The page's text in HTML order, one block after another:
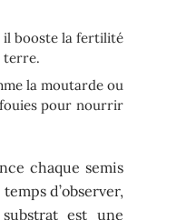
il booste la fertilité
terre.
la moutarde ou
pour nourrir
chaque semis
d’observer,
substrat est une